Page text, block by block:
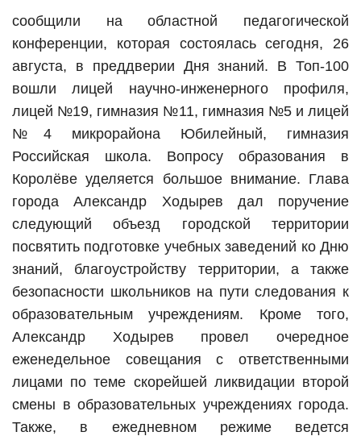
сообщили на областной педагогической
конференции, которая состоялась сегодня, 26
августа, в преддверии Дня знаний. В Топ-100
вошли лицей научно-инженерного профиля,
лицей №19, гимназия №11, гимназия №5 и лицей
№4 микрорайона Юбилейный, гимназия
Российская школа. Вопросу образования в
Королёве уделяется большое внимание. Глава
города Александр Ходырев дал поручение
следующий объезд городской территории
посвятить подготовке учебных заведений ко Дню
знаний, благоустройству территории, а также
безопасности школьников на пути следования к
образовательным учреждениям. Кроме того,
Александр Ходырев провел очередное
еженедельное совещания с ответственными
лицами по теме скорейшей ликвидации второй
смены в образовательных учреждениях города.
Также, в ежедневном режиме ведется